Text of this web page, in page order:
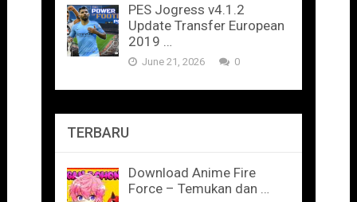
PES Jogress v4.1.2
Update Transfer European
2019 …
June 21, 2026 0
TERBARU
Download Anime Fire
Force – Temukan dan …